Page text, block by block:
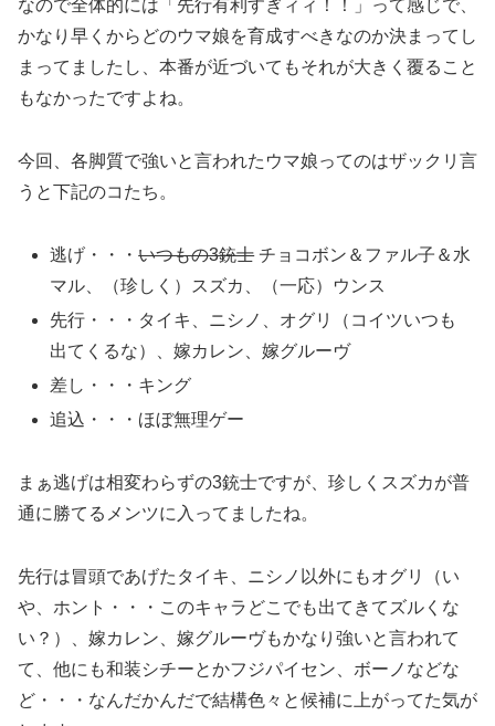
なので全体的には「先行有利すぎィィ！！」って感じで、
かなり早くからどのウマ娘を育成すべきなのか決まってし
まってましたし、本番が近づいてもそれが大きく覆ること
もなかったですよね。
今回、各脚質で強いと言われたウマ娘ってのはザックリ言
うと下記のコたち。
逃げ・・・いつもの3銃士チョコボン＆ファル子＆水
マル、（珍しく）スズカ、（一応）ウンス
先行・・・タイキ、ニシノ、オグリ（コイツいつも
出てくるな）、嫁カレン、嫁グルーヴ
差し・・・キング
追込・・・ほぼ無理ゲー
まぁ逃げは相変わらずの3銃士ですが、珍しくスズカが普
通に勝てるメンツに入ってましたね。
先行は冒頭であげたタイキ、ニシノ以外にもオグリ（い
や、ホント・・・このキャラどこでも出てきてズルくな
い？）、嫁カレン、嫁グルーヴもかなり強いと言われて
て、他にも和装シチーとかフジパイセン、ボーノなどな
ど・・・なんだかんだで結構色々と候補に上がってた気が